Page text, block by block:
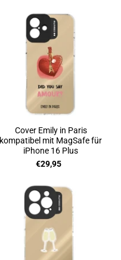
Cover Emily in Paris
kompatibel mit MagSafe für
iPhone 16 Plus
€29,95